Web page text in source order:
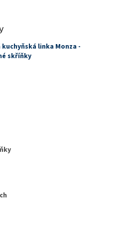
linka Monza -
skříňky